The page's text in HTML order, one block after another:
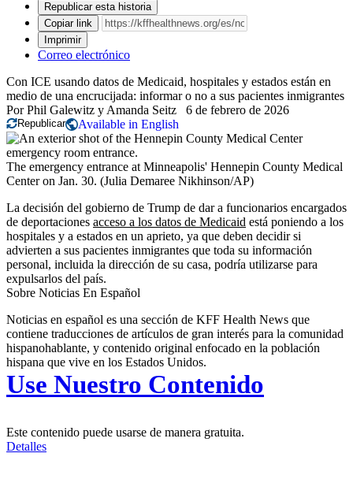
Republicar esta historia
Copiar link
Imprimir
Correo electrónico
Con ICE usando datos de Medicaid, hospitales y estados están en
medio de una encrucijada: informar o no a sus pacientes inmigrantes
PorPhil Galewitz y Amanda Seitz 6 de febrero de 2026
Republicar Available in English
The emergency entrance at Minneapolis' Hennepin County Medical
Center on Jan. 30. (Julia Demaree Nikhinson/AP)
La decisión del gobierno de Trump de dar a funcionarios encargados
de deportaciones acceso a los datos de Medicaid está poniendo a los
hospitales y a estados en un aprieto, ya que deben decidir si
advierten a sus pacientes inmigrantes que toda su información
personal, incluida la dirección de su casa, podría utilizarse para
expulsarlos del país.
Sobre Noticias En Español
Noticias en español es una sección de KFF Health News que
contiene traducciones de artículos de gran interés para la comunidad
hispanohablante, y contenido original enfocado en la población
hispana que vive en los Estados Unidos.
Use Nuestro Contenido
Este contenido puede usarse de manera gratuita.
Detalles